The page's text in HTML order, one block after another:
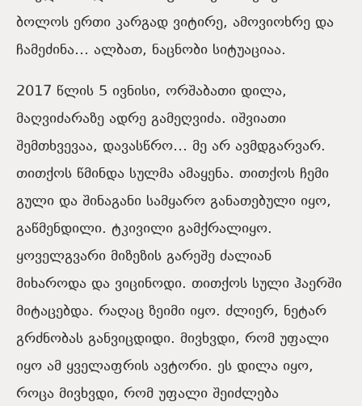
ბოლოს ერთი კარგად ვიტირე, ამოვიოხრე და
ჩამეძინა… ალბათ, ნაცნობი სიტუაციაა.
2017 წლის 5 ივნისი, ორშაბათი დილა,
მაღვიძარაზე ადრე გამეღვიძა. იშვიათი
შემთხვევაა, დავასწრო… მე არ ავმდგარვარ.
თითქოს წმინდა სულმა ამაყენა. თითქოს ჩემი
გული და შინაგანი სამყარო განათებული იყო,
გაწმენდილი. ტკივილი გამქრალიყო.
ყოველგვარი მიზეზის გარეშე ძალიან
მიხაროდა და ვიცინოდი. თითქოს სული ჰაერში
მიტაცებდა. რაღაც ზეიმი იყო. ძლიერ, ნეტარ
გრძნობას განვიცდიდი. მივხვდი, რომ უფალი
იყო ამ ყველაფრის ავტორი. ეს დილა იყო,
როცა მივხვდი, რომ უფალი შეიძლება